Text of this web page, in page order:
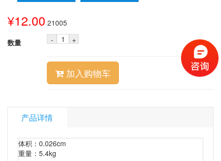
¥12.00 21005
数量
- +
加入购物车
产品详情
体积：0.026cm
重量：5.4kg